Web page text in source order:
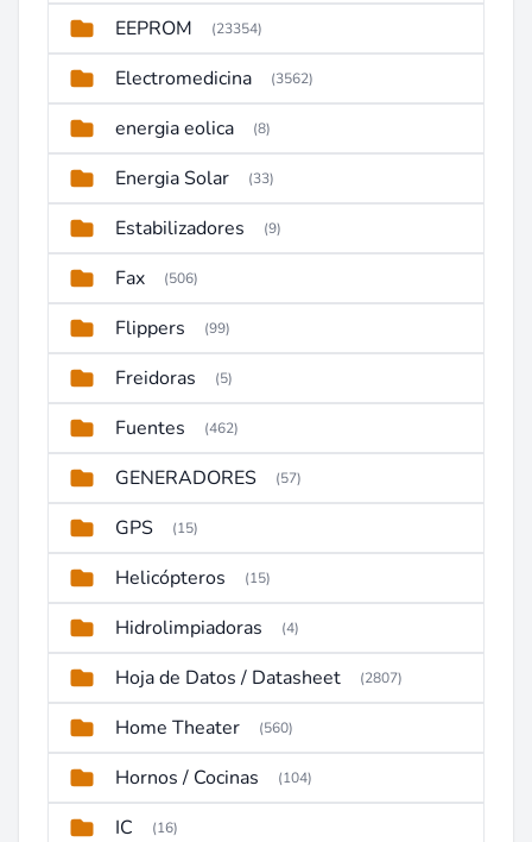
EEPROM (23354)
Electromedicina (3562)
energia eolica (8)
Energia Solar (33)
Estabilizadores (9)
Fax (506)
Flippers (99)
Freidoras (5)
Fuentes (462)
GENERADORES (57)
GPS (15)
Helicópteros (15)
Hidrolimpiadoras (4)
Hoja de Datos / Datasheet (2807)
Home Theater (560)
Hornos / Cocinas (104)
IC (16)